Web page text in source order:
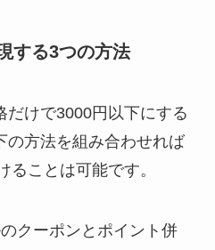
する3つの方法
だけで3000円以下にする
の方法を組み合わせれば
ることは可能です。
クーポンとポイント併